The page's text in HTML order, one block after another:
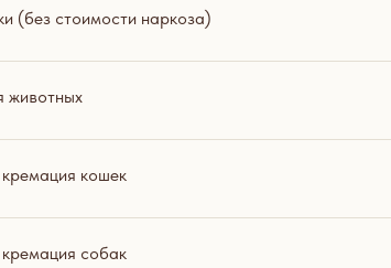
(без стоимости наркоза)
животных
кошек
собак